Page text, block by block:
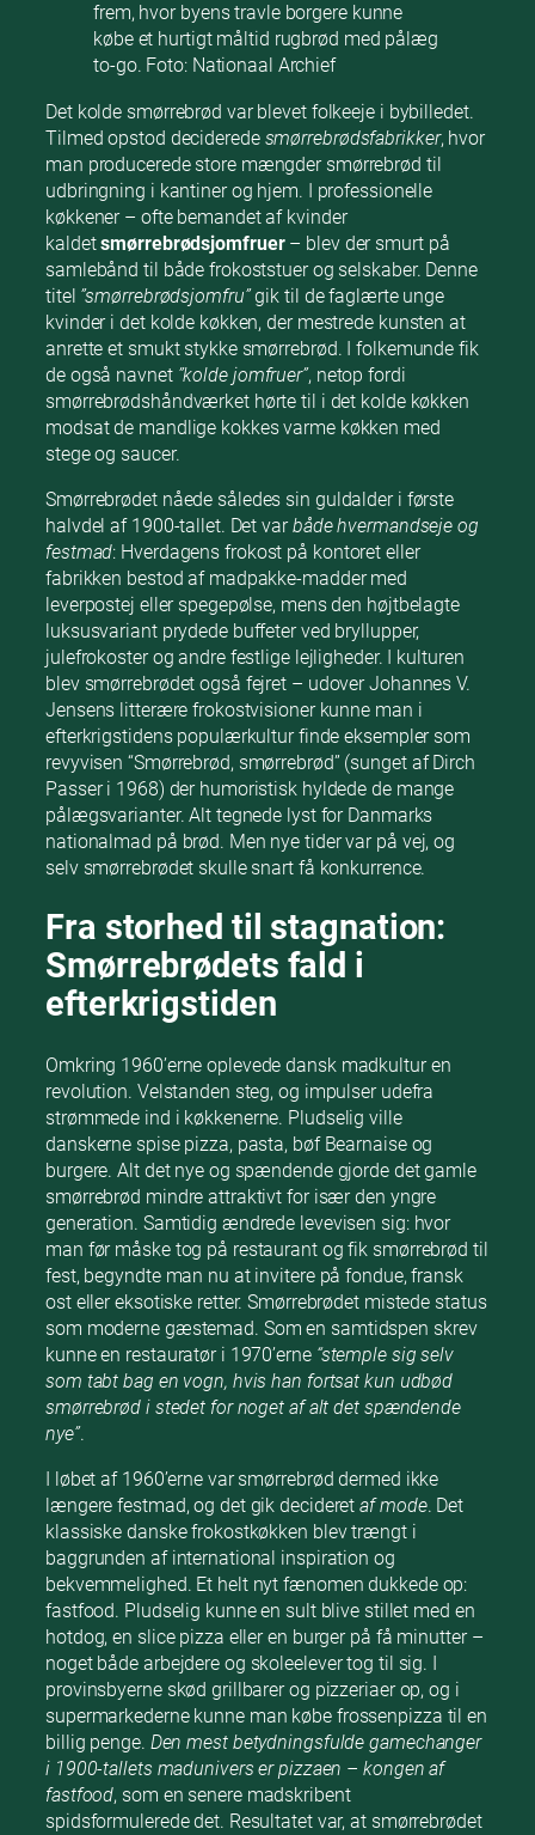
frem, hvor byens travle borgere kunne
købe et hurtigt måltid rugbrød med pålæg
to-go. Foto: Nationaal Archief
Det kolde smørrebrød var blevet folkeeje i bybilledet.
Tilmed opstod deciderede smørrebrødsfabrikker, hvor
man producerede store mængder smørrebrød til
udbringning i kantiner og hjem. I professionelle
køkkener – ofte bemandet af kvinder
kaldetsmørrebrødsjomfruer– blev der smurt på
samlebånd til både frokoststuer og selskaber. Denne
titel ”smørrebrødsjomfru”gik til de faglærte unge
kvinder i det kolde køkken, der mestrede kunsten at
anrette et smukt stykke smørrebrød. I folkemunde fik
de også navnet ”kolde jomfruer”, netop fordi
smørrebrødshåndværket hørte til i det kolde køkken
modsat de mandlige kokkes varme køkken med
stege og saucer.
Smørrebrødet nåede således sin guldalder i første
halvdel af 1900-tallet. Det varbåde hvermandseje og
festmad: Hverdagens frokost på kontoret eller
fabrikken bestod af madpakke-madder med
leverpostej eller spegepølse, mens den højtbelagte
luksusvariant prydede buffeter ved bryllupper,
julefrokoster og andre festlige lejligheder. I kulturen
blev smørrebrødet også fejret – udover Johannes V.
Jensens litterære frokostvisioner kunne man i
efterkrigstidens populærkultur finde eksempler som
revyvisen “Smørrebrød, smørrebrød” (sunget af Dirch
Passer i 1968) der humoristisk hyldede de mange
pålægsvarianter. Alt tegnede lyst for Danmarks
nationalmad på brød. Men nye tider var på vej, og
selv smørrebrødet skulle snart få konkurrence.
Fra storhed til stagnation:
Smørrebrødets fald i
efterkrigstiden
Omkring 1960’erne oplevede dansk madkultur en
revolution. Velstanden steg, og impulser udefra
strømmede ind i køkkenerne. Pludselig ville
danskerne spise pizza, pasta, bøf Bearnaise og
burgere. Alt det nye og spændende gjorde det gamle
smørrebrød mindre attraktivt for især den yngre
generation. Samtidig ændrede levevisen sig: hvor
man før måske tog på restaurant og fik smørrebrød til
fest, begyndte man nu at invitere på fondue, fransk
ost eller eksotiske retter. Smørrebrødet mistede status
som moderne gæstemad. Som en samtidspen skrev
kunne en restauratør i 1970’erne “stemple sig selv
som tabt bag en vogn, hvis han fortsat kun udbød
smørrebrød i stedet for noget af alt det spændende
nye”.
I løbet af 1960’erne var smørrebrød dermed ikke
længere festmad, og det gik decideretaf mode. Det
klassiske danske frokostkøkken blev trængt i
baggrunden af international inspiration og
bekvemmelighed. Et helt nyt fænomen dukkede op:
fastfood. Pludselig kunne en sult blive stillet med en
hotdog, en slice pizza eller en burger på få minutter –
noget både arbejdere og skoleelever tog til sig. I
provinsbyerne skød grillbarer og pizzeriaer op, og i
supermarkederne kunne man købe frossenpizza til en
billig penge. Den mest betydningsfulde gamechanger
i 1900-tallets madunivers er pizzaen – kongen af
fastfood, som en senere madskribent
spidsformulerede det. Resultatet var, at smørrebrødet